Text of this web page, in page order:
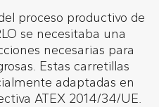
proceso productivo de
se necesitaba una
necesarias para
Estas carretillas
adaptadas en
ATEX 2014/34/UE.